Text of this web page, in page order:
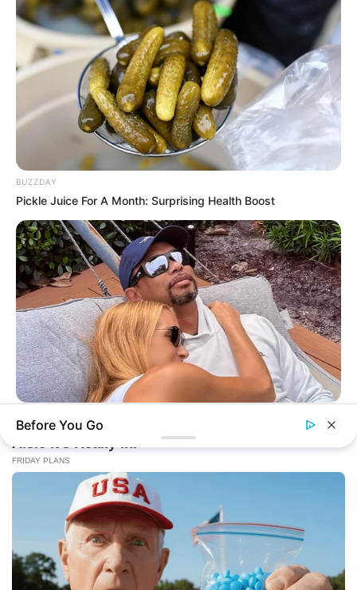
BUZZDAY
Pickle Juice For A Month: Surprising Health Boost
Rumors About Tiger Wood's Partner Are Confirmed
Before You Go